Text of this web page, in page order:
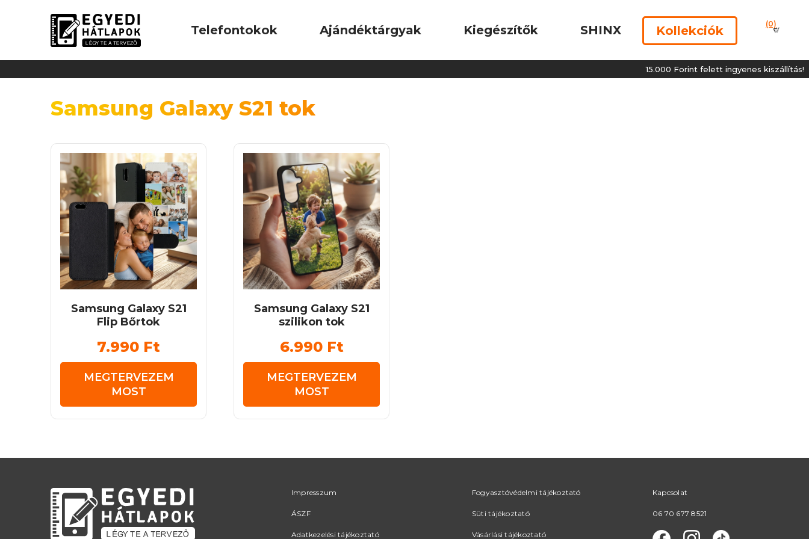
Telefontokok Ajándéktárgyak Kiegészítők SHINX Kollekciók (0)
15.000 Forint felett ingyenes kiszállítás!
Samsung Galaxy S21 tok
Samsung Galaxy S21
Flip Bőrtok
7.990 Ft
MEGTERVEZEM
MOST
Samsung Galaxy S21
szilikon tok
6.990 Ft
MEGTERVEZEM
MOST
Impresszum
ÁSZF
Adatkezelési tájékoztató
Fogyasztóvédelmi tájékoztató
Süti tájékoztató
Vásárlási tájékoztató
Kapcsolat
06 70 677 8521